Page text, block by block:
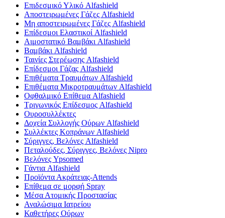
Επιδεσμικό Υλικό Alfashield
Αποστειρωμένες Γάζες Alfashield
Μη αποστειρωμένες Γάζες Alfashield
Επίδεσμοι Ελαστικοί Alfashield
Αιμοστατικό Βαμβάκι Alfashield
Βαμβάκι Alfashield
Ταινίες Στερέωσης Alfashield
Επίδεσμοι Γάζας Alfashield
Επιθέματα Τραυμάτων Alfashield
Επιθέματα Μικροτραυμάτων Alfashield
Οφθαλμικό Eπίθεμα Alfashield
Τριγωνικός Επίδεσμος Alfashield
Ουροσυλλέκτες
Δοχεία Συλλογής Ούρων Alfashield
Συλλέκτες Κοπράνων Alfashield
Σύριγγες, Βελόνες Alfashield
Πεταλούδες, Σύριγγες, Βελόνες Nipro
Βελόνες Ypsomed
Γάντια Alfashield
Προϊόντα Ακράτειας-Attends
Επίθεμα σε μορφή Spray
Μέσα Ατομικής Προστασίας
Αναλώσιμα Ιατρείου
Καθετήρες Ούρων